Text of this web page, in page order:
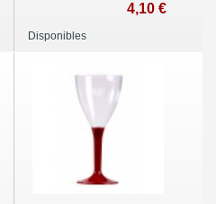
4,10 €
Disponibles